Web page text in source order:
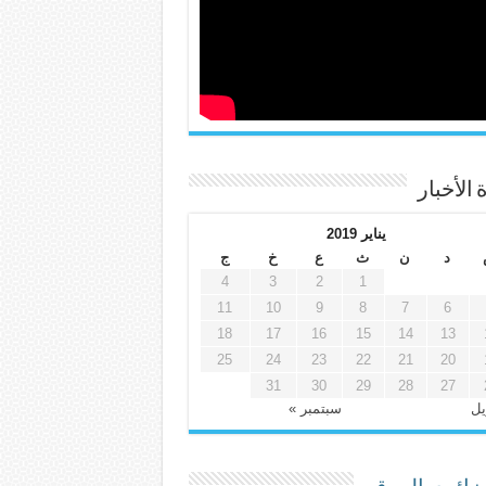
الأخبار
يناير 2019
د ن ث ع خ ج
سبتمبر »
1
2
3
4
6
7
8
9
10
11
13
14
15
16
17
18
20
21
22
23
24
25
27
28
29
30
31